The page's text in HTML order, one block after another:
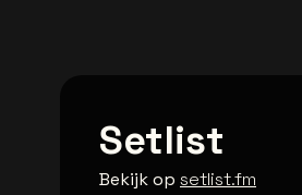
Setlist
Bekijk op setlist.fm